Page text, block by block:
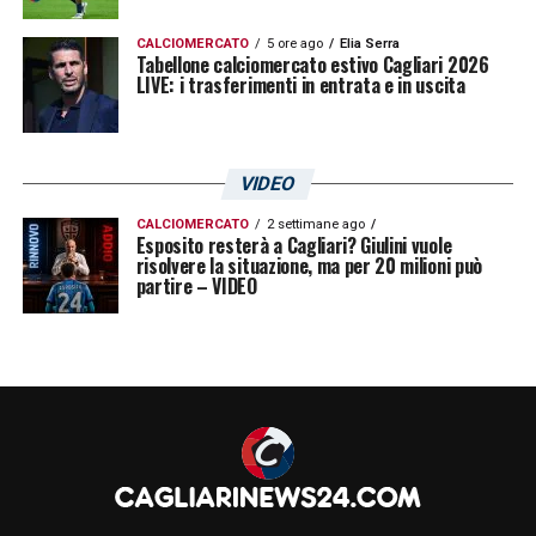
Il dato dei 4 assistconferma anche la sua
utilità come rifinitore, non soltanto come
rossoblù: una rete pesante, concreta, arrivata
nel finale e capace di spostare il risultato.
CALCIOMERCATO 5 ore ago Elia Serra
Tabellone calciomercato estivo Cagliari 2026
LIVE: i trasferimenti in entrata e in uscita
VIDEO
CALCIOMERCATO 2 settimane ago
Esposito resterà a Cagliari? Giulini vuole
risolvere la situazione, ma per 20 milioni può
partire – VIDEO